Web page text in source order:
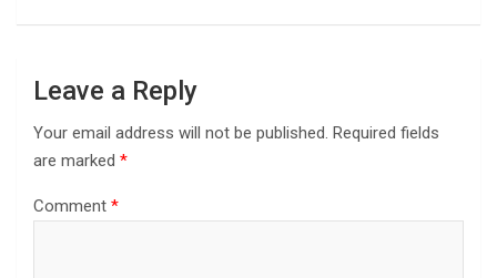
Leave a Reply
Your email address will not be published. Required fields
are marked *
Comment *